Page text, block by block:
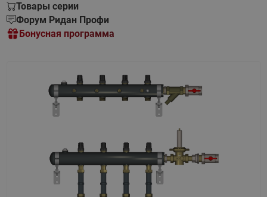
Товары серии
Форум Ридан Профи
Бонусная программа
Назад